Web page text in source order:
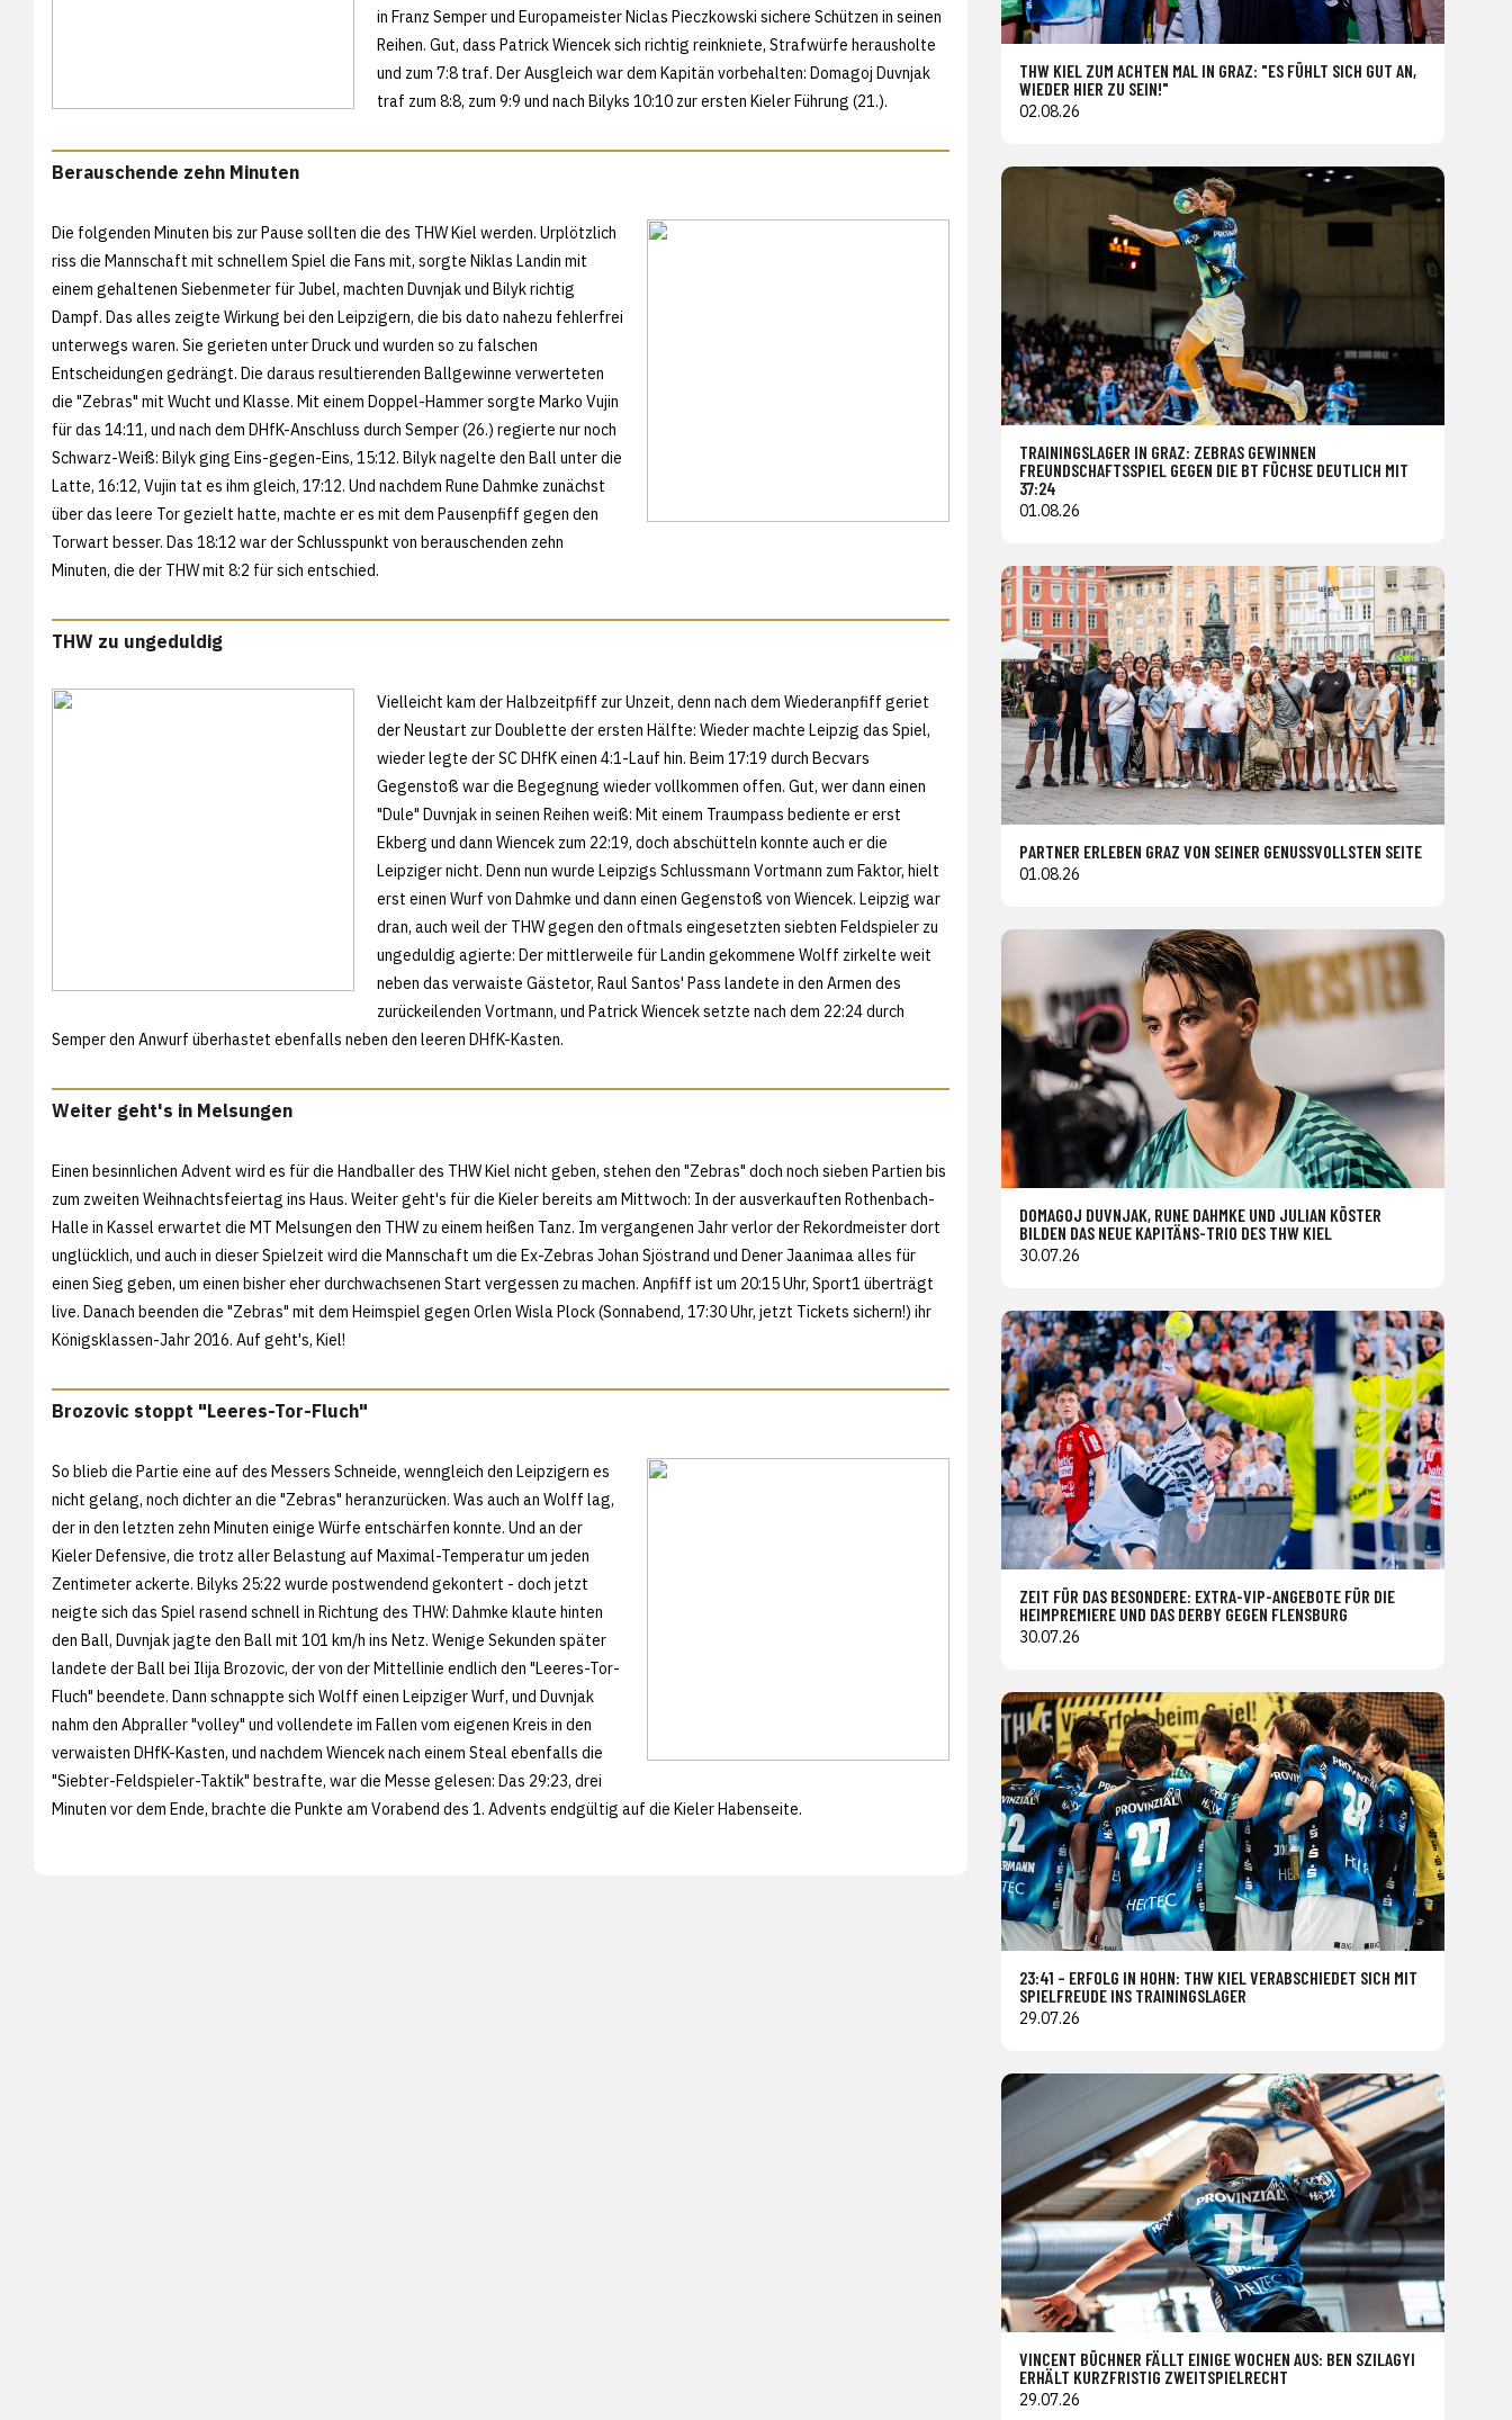
in Franz Semper und Europameister Niclas Pieczkowski sichere Schützen in seinen
Reihen. Gut, dass Patrick Wiencek sich richtig reinkniete, Strafwürfe herausholte
und zum 7:8 traf. Der Ausgleich war dem Kapitän vorbehalten: Domagoj Duvnjak
traf zum 8:8, zum 9:9 und nach Bilyks 10:10 zur ersten Kieler Führung (21.).
Berauschende zehn Minuten
Die folgenden Minuten bis zur Pause sollten die des THW Kiel werden. Urplötzlich
riss die Mannschaft mit schnellem Spiel die Fans mit, sorgte Niklas Landin mit
einem gehaltenen Siebenmeter für Jubel, machten Duvnjak und Bilyk richtig
Dampf. Das alles zeigte Wirkung bei den Leipzigern, die bis dato nahezu fehlerfrei
unterwegs waren. Sie gerieten unter Druck und wurden so zu falschen
Entscheidungen gedrängt. Die daraus resultierenden Ballgewinne verwerteten
die "Zebras" mit Wucht und Klasse. Mit einem Doppel-Hammer sorgte Marko Vujin
für das 14:11, und nach dem DHfK-Anschluss durch Semper (26.) regierte nur noch
Schwarz-Weiß: Bilyk ging Eins-gegen-Eins, 15:12. Bilyk nagelte den Ball unter die
Latte, 16:12, Vujin tat es ihm gleich, 17:12. Und nachdem Rune Dahmke zunächst
über das leere Tor gezielt hatte, machte er es mit dem Pausenpfiff gegen den
Torwart besser. Das 18:12 war der Schlusspunkt von berauschenden zehn
Minuten, die der THW mit 8:2 für sich entschied.
THW zu ungeduldig
Vielleicht kam der Halbzeitpfiff zur Unzeit, denn nach dem Wiederanpfiff geriet
der Neustart zur Doublette der ersten Hälfte: Wieder machte Leipzig das Spiel,
wieder legte der SC DHfK einen 4:1-Lauf hin. Beim 17:19 durch Becvars
Gegenstoß war die Begegnung wieder vollkommen offen. Gut, wer dann einen
"Dule" Duvnjak in seinen Reihen weiß: Mit einem Traumpass bediente er erst
Ekberg und dann Wiencek zum 22:19, doch abschütteln konnte auch er die
Leipziger nicht. Denn nun wurde Leipzigs Schlussmann Vortmann zum Faktor, hielt
erst einen Wurf von Dahmke und dann einen Gegenstoß von Wiencek. Leipzig war
dran, auch weil der THW gegen den oftmals eingesetzten siebten Feldspieler zu
ungeduldig agierte: Der mittlerweile für Landin gekommene Wolff zirkelte weit
neben das verwaiste Gästetor, Raul Santos' Pass landete in den Armen des
zurückeilenden Vortmann, und Patrick Wiencek setzte nach dem 22:24 durch
Semper den Anwurf überhastet ebenfalls neben den leeren DHfK-Kasten.
Weiter geht's in Melsungen
Einen besinnlichen Advent wird es für die Handballer des THW Kiel nicht geben, stehen den "Zebras" doch noch sieben Partien bis
zum zweiten Weihnachtsfeiertag ins Haus. Weiter geht's für die Kieler bereits am Mittwoch: In der ausverkauften Rothenbach-
Halle in Kassel erwartet die MT Melsungen den THW zu einem heißen Tanz. Im vergangenen Jahr verlor der Rekordmeister dort
unglücklich, und auch in dieser Spielzeit wird die Mannschaft um die Ex-Zebras Johan Sjöstrand und Dener Jaanimaa alles für
einen Sieg geben, um einen bisher eher durchwachsenen Start vergessen zu machen. Anpfiff ist um 20:15 Uhr, Sport1 überträgt
live. Danach beenden die "Zebras" mit dem Heimspiel gegen Orlen Wisla Plock (Sonnabend, 17:30 Uhr, jetzt Tickets sichern!) ihr
Königsklassen-Jahr 2016. Auf geht's, Kiel!
Brozovic stoppt "Leeres-Tor-Fluch"
So blieb die Partie eine auf des Messers Schneide, wenngleich den Leipzigern es
nicht gelang, noch dichter an die "Zebras" heranzurücken. Was auch an Wolff lag,
der in den letzten zehn Minuten einige Würfe entschärfen konnte. Und an der
Kieler Defensive, die trotz aller Belastung auf Maximal-Temperatur um jeden
Zentimeter ackerte. Bilyks 25:22 wurde postwendend gekontert - doch jetzt
neigte sich das Spiel rasend schnell in Richtung des THW: Dahmke klaute hinten
den Ball, Duvnjak jagte den Ball mit 101 km/h ins Netz. Wenige Sekunden später
landete der Ball bei Ilija Brozovic, der von der Mittellinie endlich den "Leeres-Tor-
Fluch" beendete. Dann schnappte sich Wolff einen Leipziger Wurf, und Duvnjak
nahm den Abpraller "volley" und vollendete im Fallen vom eigenen Kreis in den
verwaisten DHfK-Kasten, und nachdem Wiencek nach einem Steal ebenfalls die
"Siebter-Feldspieler-Taktik" bestrafte, war die Messe gelesen: Das 29:23, drei
Minuten vor dem Ende, brachte die Punkte am Vorabend des 1. Advents endgültig auf die Kieler Habenseite.
THW KIEL ZUM ACHTEN MAL IN GRAZ: "ES FÜHLT SICH GUT AN,
WIEDER HIER ZU SEIN!"
02.08.26
TRAININGSLAGER IN GRAZ: ZEBRAS GEWINNEN
FREUNDSCHAFTSSPIEL GEGEN DIE BT FÜCHSE DEUTLICH MIT
37:24
01.08.26
PARTNER ERLEBEN GRAZ VON SEINER GENUSSVOLLSTEN SEITE
01.08.26
DOMAGOJ DUVNJAK, RUNE DAHMKE UND JULIAN KÖSTER
BILDEN DAS NEUE KAPITÄNS-TRIO DES THW KIEL
30.07.26
ZEIT FÜR DAS BESONDERE: EXTRA-VIP-ANGEBOTE FÜR DIE
HEIMPREMIERE UND DAS DERBY GEGEN FLENSBURG
30.07.26
23:41 – ERFOLG IN HOHN: THW KIEL VERABSCHIEDET SICH MIT
SPIELFREUDE INS TRAININGSLAGER
29.07.26
VINCENT BÜCHNER FÄLLT EINIGE WOCHEN AUS: BEN SZILAGYI
ERHÄLT KURZFRISTIG ZWEITSPIELRECHT
29.07.26